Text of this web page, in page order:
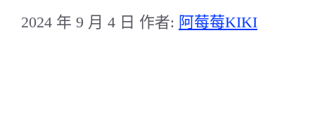
2024 年 9 月 4 日 作者: 阿莓莓KIKI